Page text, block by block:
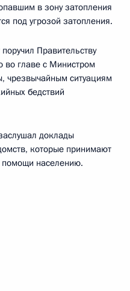
в зону затопления
под угрозой затопления.
Правительству
во главе с Министром
чрезвычайным ситуациям
бедствий
доклады
которые принимают
помощи населению.